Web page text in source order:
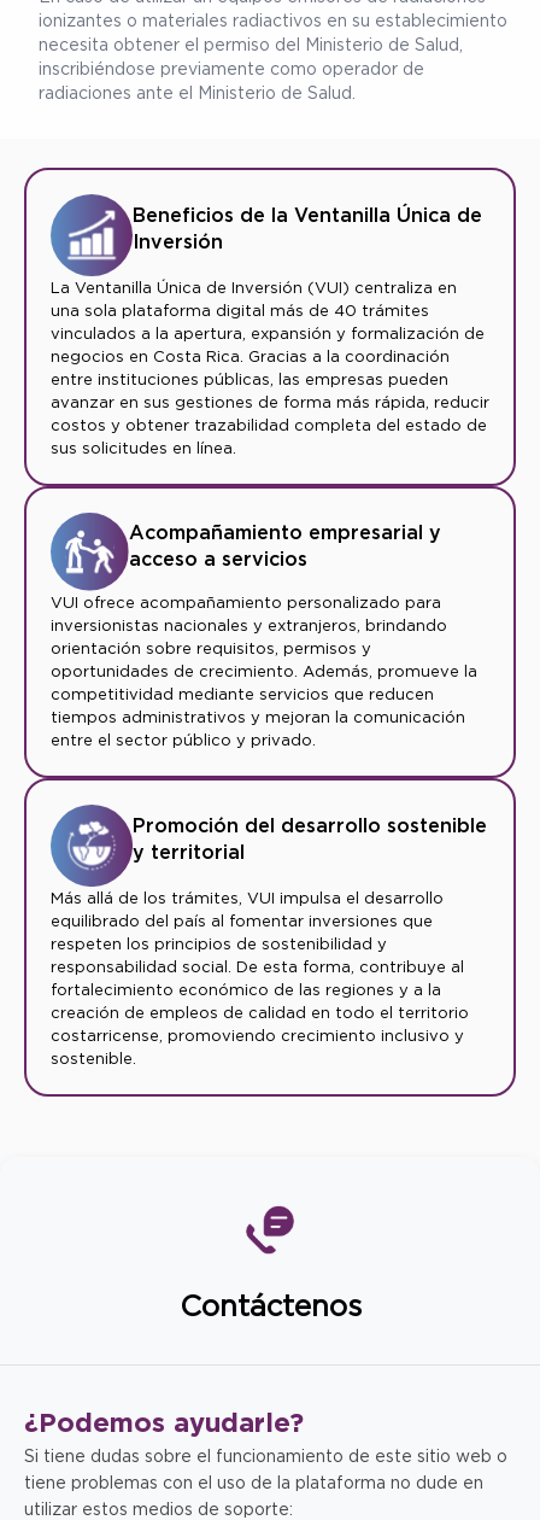
ionizantes o materiales radiactivos en su establecimiento
necesita obtener el permiso del Ministerio de Salud,
inscribiéndose previamente como operador de
radiaciones ante el Ministerio de Salud.
Beneficios de la Ventanilla Única de
Inversión
La Ventanilla Única de Inversión (VUI) centraliza en
una sola plataforma digital más de 40 trámites
vinculados a la apertura, expansión y formalización de
negocios en Costa Rica. Gracias a la coordinación
entre instituciones públicas, las empresas pueden
avanzar en sus gestiones de forma más rápida, reducir
costos y obtener trazabilidad completa del estado de
sus solicitudes en línea.
Acompañamiento empresarial y
acceso a servicios
VUI ofrece acompañamiento personalizado para
inversionistas nacionales y extranjeros, brindando
orientación sobre requisitos, permisos y
oportunidades de crecimiento. Además, promueve la
competitividad mediante servicios que reducen
tiempos administrativos y mejoran la comunicación
entre el sector público y privado.
Promoción del desarrollo sostenible
y territorial
Más allá de los trámites, VUI impulsa el desarrollo
equilibrado del país al fomentar inversiones que
respeten los principios de sostenibilidad y
responsabilidad social. De esta forma, contribuye al
fortalecimiento económico de las regiones y a la
creación de empleos de calidad en todo el territorio
costarricense, promoviendo crecimiento inclusivo y
sostenible.
Contáctenos
¿Podemos ayudarle?
Si tiene dudas sobre el funcionamiento de este sitio web o
tiene problemas con el uso de la plataforma no dude en
utilizar estos medios de soporte: